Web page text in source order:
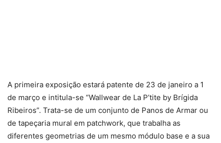
A primeira exposição estará patente de 23 de janeiro a 1
de março e intitula-se “Wallwear de La P’tite by Brígida
Ribeiros”. Trata-se de um conjunto de Panos de Armar ou
de tapeçaria mural em patchwork, que trabalha as
diferentes geometrias de um mesmo módulo base e a sua